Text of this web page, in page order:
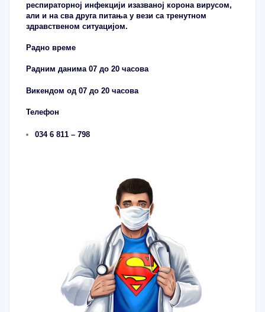
респираторној инфекцији изазваној корона вирусом,
али и на сва друга питања у вези са тренутном
здравственом ситуацијом.
Радно време
Радним данима 07 дo 20 часова
Викендом од 07 до 20 часова
Телефон
034 6 811 – 798